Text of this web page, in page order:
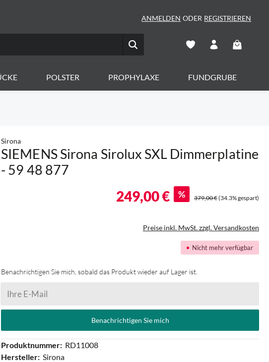
ANMELDEN ODER REGISTRIEREN
POLSTER PROPHYLAXE FUNDGRUBE
Sirona
SIEMENS Sirona Sirolux SXL Dimmerplatine
- 59 48 877
249,00 € % 379,00 €(34.3% gespart)
Preise inkl. MwSt. zzgl. Versandkosten
Nicht mehr verfügbar
Benachrichtigen Sie mich, sobald das Produkt wieder auf Lager ist.
Benachrichtigen Sie mich
Produktnummer: RD11008
Hersteller: Sirona